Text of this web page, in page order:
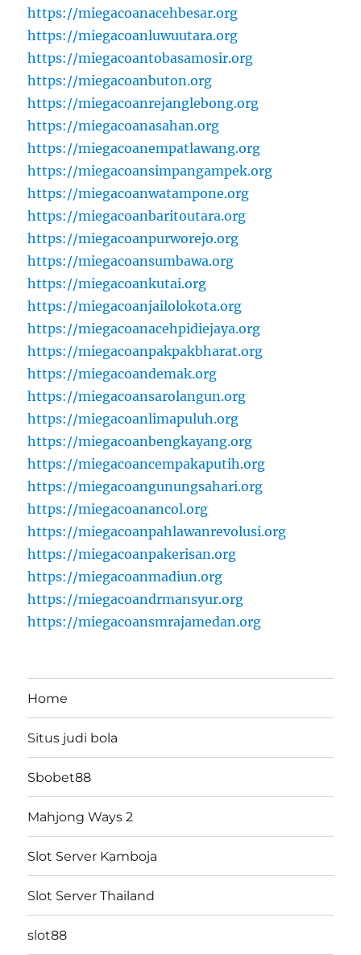
https://miegacoanacehbesar.org
https://miegacoanluwuutara.org
https://miegacoantobasamosir.org
https://miegacoanbuton.org
https://miegacoanrejanglebong.org
https://miegacoanasahan.org
https://miegacoanempatlawang.org
https://miegacoansimpangampek.org
https://miegacoanwatampone.org
https://miegacoanbaritoutara.org
https://miegacoanpurworejo.org
https://miegacoansumbawa.org
https://miegacoankutai.org
https://miegacoanjailolokota.org
https://miegacoanacehpidiejaya.org
https://miegacoanpakpakbharat.org
https://miegacoandemak.org
https://miegacoansarolangun.org
https://miegacoanlimapuluh.org
https://miegacoanbengkayang.org
https://miegacoancempakaputih.org
https://miegacoangunungsahari.org
https://miegacoanancol.org
https://miegacoanpahlawanrevolusi.org
https://miegacoanpakerisan.org
https://miegacoanmadiun.org
https://miegacoandrmansyur.org
https://miegacoansmrajamedan.org
Home
Situs judi bola
Sbobet88
Mahjong Ways 2
Slot Server Kamboja
Slot Server Thailand
slot88